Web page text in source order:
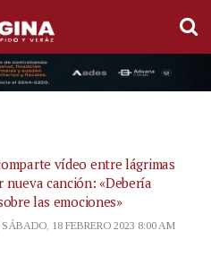
vídeo entre lágrimas
nueva canción: «Debería
las emociones»
SÁBADO, 18 FEBRERO 2023 8:00 AM